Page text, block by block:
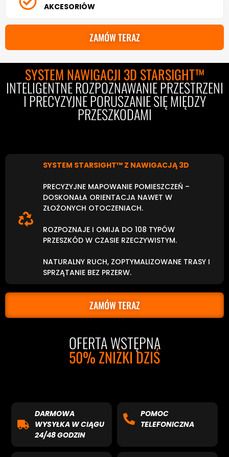
AKCESORIÓW
ZAMÓW TERAZ
SYSTEM NAWIGACJI 3D STARSIGHT™
INTELIGENTNE ROZPOZNAWANIE PRZESTRZENI
I PRECYZYJNE PORUSZANIE SIĘ MIĘDZY
PRZESZKODAMI
SYSTEM STARSIGHT™ Z NAWIGACJĄ 3D
PRECYZYJNE MAPOWANIE POMIESZCZEŃ –
DOSKONAŁA ORIENTACJA NAWET W
ZŁOŻONYCH OTOCZENIACH.
ROZPOZNAJE I OMIJA DO 108 TYPÓW
PRZESZKÓD W CZASIE RZECZYWISTYM.
NATURALNY RUCH, ZOPTYMALIZOWANE TRASY I
SPRZĄTANIE BEZ PRZERW.
ZAMÓW TERAZ
OFERTA WSTĘPNA
50% ZNIŻKI DZIŚ
DARMOWA
WYSYŁKA W CIĄGU
24/48 GODZIN
POMOC
TELEFONICZNA